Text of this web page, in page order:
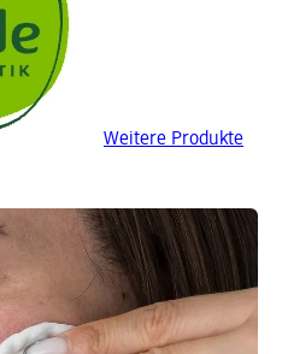
Weitere Produkte